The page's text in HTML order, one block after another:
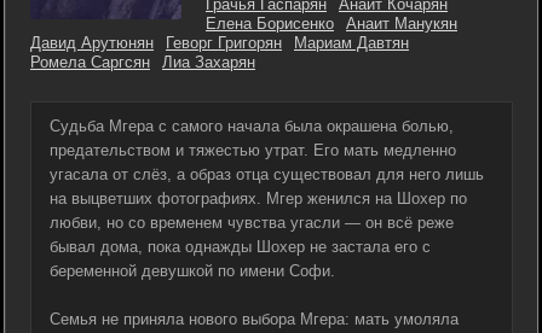
Грачья Гаспарян
Анаит Кочарян
Елена Борисенко
Анаит Манукян
Давид Арутюнян
Геворг Григорян
Мариам Давтян
Ромела Саргсян
Лиа Захарян
Судьба Мгера с самого начала была окрашена болью,
предательством и тяжестью утрат. Его мать медленно
угасала от слёз, а образ отца существовал для него лишь
на выцветших фотографиях. Мгер женился на Шохер по
любви, но со временем чувства угасли — он всё реже
бывал дома, пока однажды Шохер не застала его с
беременной девушкой по имени Софи.
Семья не приняла нового выбора Мгера: мать умоляла